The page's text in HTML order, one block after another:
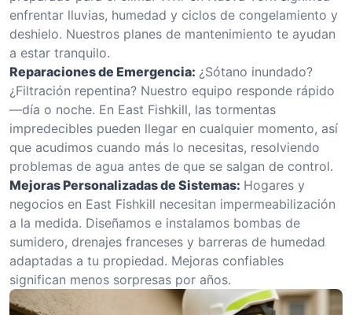
enfrentar lluvias, humedad y ciclos de congelamiento y
deshielo. Nuestros planes de mantenimiento te ayudan
a estar tranquilo.
Reparaciones de Emergencia: ¿Sótano inundado?
¿Filtración repentina? Nuestro equipo responde rápido
—día o noche. En East Fishkill, las tormentas
impredecibles pueden llegar en cualquier momento, así
que acudimos cuando más lo necesitas, resolviendo
problemas de agua antes de que se salgan de control.
Mejoras Personalizadas de Sistemas: Hogares y
negocios en East Fishkill necesitan impermeabilización
a la medida. Diseñamos e instalamos bombas de
sumidero, drenajes franceses y barreras de humedad
adaptadas a tu propiedad. Mejoras confiables
significan menos sorpresas por años.